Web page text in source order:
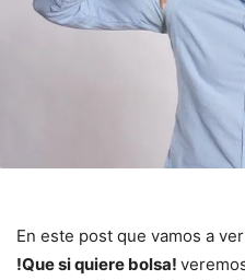
En este post que vamos a
!Que si quiere bolsa!